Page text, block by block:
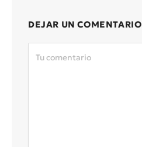
DEJAR UN COMENTARIO